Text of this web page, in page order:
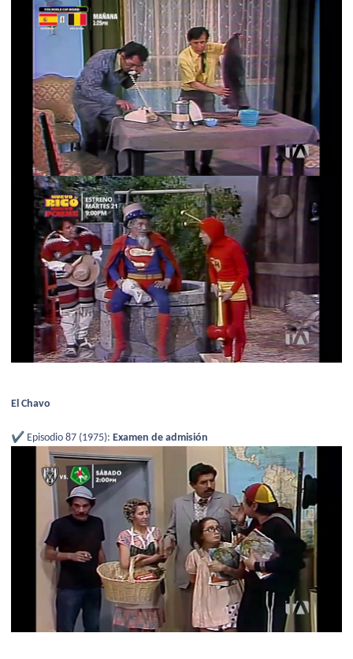
El Chavo
✔️ Episodio 87 (1975): Examen de admisión